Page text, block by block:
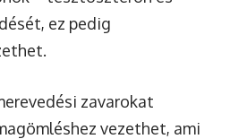
ez pedig
zavarokat
vezethet, ami